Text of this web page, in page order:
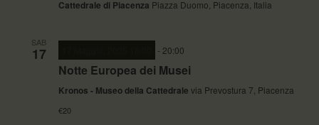
Cattedrale di Piacenza Piazza Duomo, Piacenza, Italia
SAB
17 - 20:00
Notte Europea dei Musei
Kronos - Museo della Cattedrale via Prevostura 7, Piacenza
€20